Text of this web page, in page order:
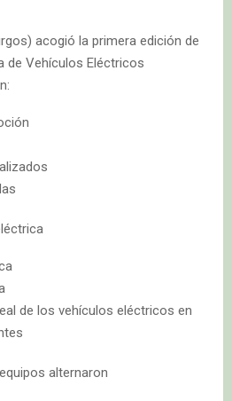
acogió la primera edición de
de Vehículos Eléctricos
de los vehículos eléctricos en
alternaron